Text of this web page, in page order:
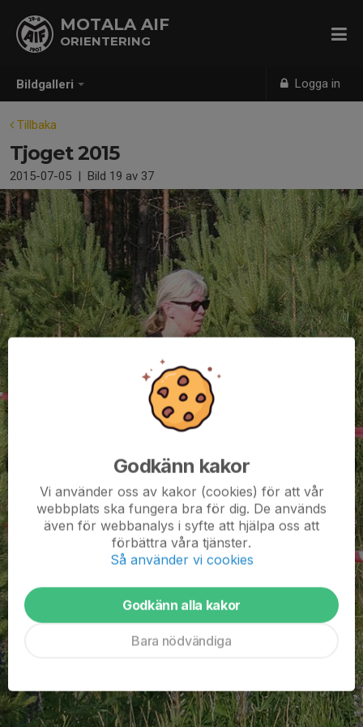
Bildgalleri Logga in
MOTALA AIF
ORIENTERING
Tillbaka
Tjoget 2015
2015-07-05 | Bild 19 av 37
Godkänn kakor
Vi använder oss av kakor (cookies) för att vår
webbplats ska fungera bra för dig. De används
även för webbanalys i syfte att hjälpa oss att
förbättra våra tjänster.
Så använder vi cookies
Godkänn alla kakor
Bara nödvändiga